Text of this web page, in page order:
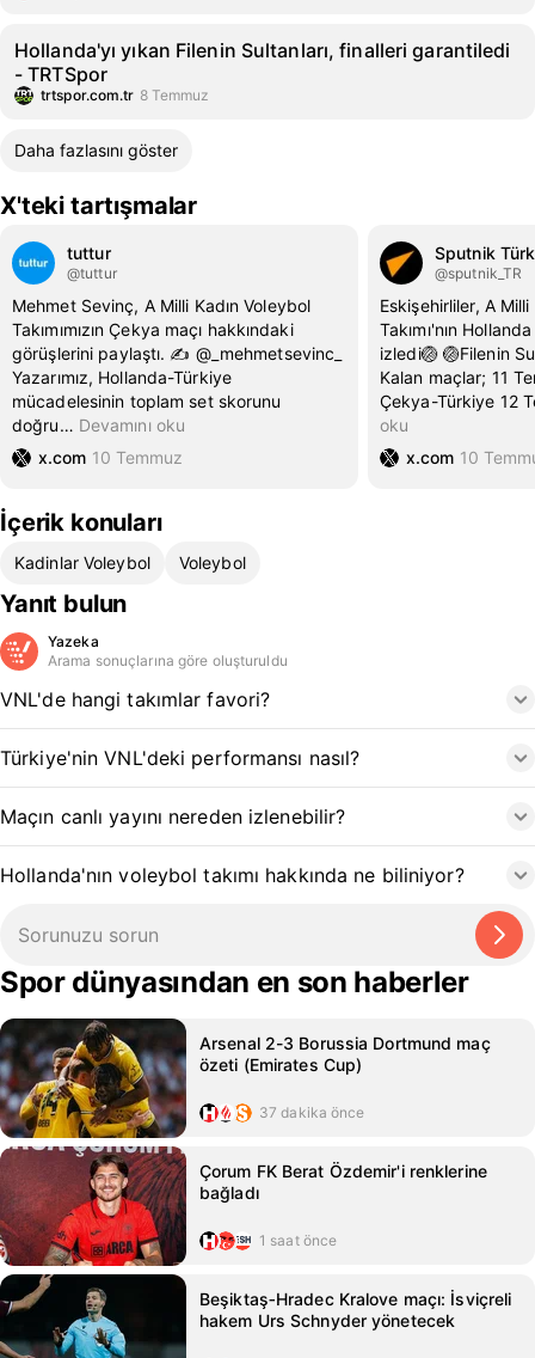
Hollanda'yı yıkan Filenin Sultanları, finalleri garantiledi
- TRTSpor
trtspor.com.tr 8 Temmuz
Daha fazlasını göster
X'teki tartışmalar
tuttur
@tuttur
Mehmet Sevinç, A Milli Kadın Voleybol
Takımımızın Çekya maçı hakkındaki
görüşlerini paylaştı. ✍️ @_mehmetsevinc_
Yazarımız, Hollanda-Türkiye
mücadelesinin toplam set skorunu
doğru… Devamını oku
x.com 10 Temmuz
Sputnik
@sputnik_TR
Eskişehirliler, A Milli
Takımı'nın
izledi🏐 🏐Filenin
Kalan maçlar; 11
Çekya-Türkiye 12
oku
x.com 10
İçerik konuları
Kadinlar Voleybol Voleybol
Yanıt bulun
Yazeka
Arama sonuçlarına göre oluşturuldu
VNL'de hangi takımlar favori?
Türkiye'nin VNL'deki performansı nasıl?
Maçın canlı yayını nereden izlenebilir?
Hollanda'nın voleybol takımı hakkında ne biliniyor?
Spor dünyasından en son haberler
Arsenal 2-3 Borussia Dortmund maç
özeti (Emirates Cup)
37 dakika önce
Çorum FK Berat Özdemir'i renklerine
bağladı
1 saat önce
Beşiktaş‑Hradec Kralove maçı: İsviçreli
hakem Urs Schnyder yönetecek